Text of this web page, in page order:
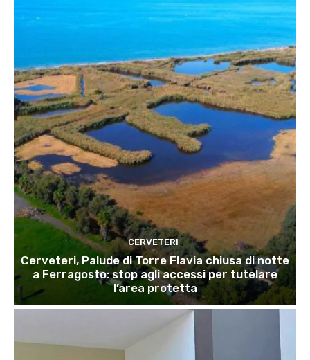
CERVETERI
Cerveteri, Palude di Torre Flavia chiusa di notte
a Ferragosto: stop agli accessi per tutelare
l’area protetta